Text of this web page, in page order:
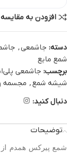
افزودن به مقایسه
دسته: جاشمعی,
شمع مایع
برچسب: جاشمعی
شیشه شمع , مجسمه
دنبال کنید:
توضیحات
شمع پیرکس همدم از